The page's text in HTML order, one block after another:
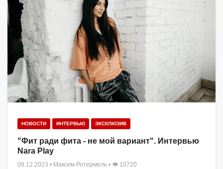
НОВОСТИ ИНТЕРВЬЮ ЭКСКЛЮЗИВ
"Фит ради фита - не мой вариант". Интервью
Nara Play
08.12.2023 • Максим Ротермель • 👁 10720